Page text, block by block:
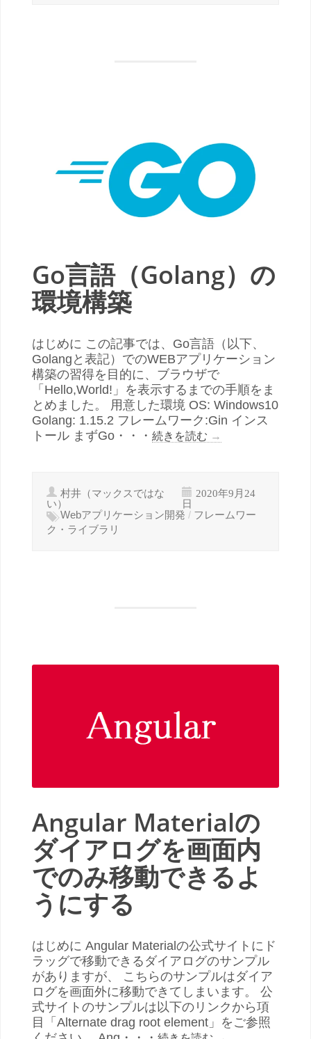
Go言語（Golang）の
環境構築
はじめに この記事では、Go言語（以下、
Golangと表記）でのWEBアプリケーション
構築の習得を目的に、ブラウザで
「Hello,World!」を表示するまでの手順をま
とめました。 用意した環境 OS: Windows10
Golang: 1.15.2 フレームワーク:Gin インス
トール まずGo・・・ 続きを読む →
村井（マックスではな
い）
2020年9月24
日
Webアプリケーション開発 / フレームワー
ク・ライブラリ
Angular Materialの
ダイアログを画面内
でのみ移動できるよ
うにする
はじめに Angular Materialの公式サイトにド
ラッグで移動できるダイアログのサンプル
がありますが、 こちらのサンプルはダイア
ログを画面外に移動できてしまいます。 公
式サイトのサンプルは以下のリンクから項
目「Alternate drag root element」をご参照